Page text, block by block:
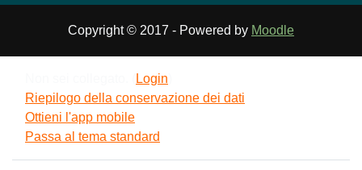
Copyright © 2017 - Powered by Moodle
Login
Riepilogo della conservazione dei dati
Ottieni l'app mobile
Passa al tema standard